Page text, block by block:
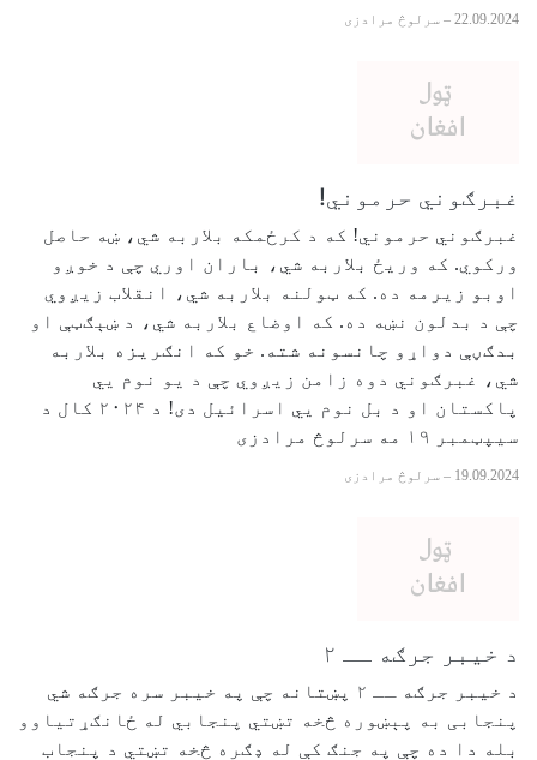
22.09.2024
– سرلوڅ مرادزی
غبرګوني حرموني!
غبرګوني حرموني! که د کرځمکه بلاربه شي، ښه حاصل
ورکوي. که وریځ بلاربه شي، باران اوري چې د خوږو
اوبو زیرمه ده. که ټولنه بلاربه شي، انقلاب زیږوي
چې د بدلون نښه ده. که اوضاع بلاربه شي، د ښېګټې او
بدګڼې دواړو چانسونه شته. خو که انګریزه بلاربه
شي، غبرګوني دوه زامن زیږوي چې د یو نوم يي
پاکستان او د بل نوم يي اسرائیل دی! د ۲۰۲۴ کال د
سيپټمبر ۱۹ مه سرلوڅ مرادزی
19.09.2024
– سرلوڅ مرادزی
د خیبر جرګه ــ ۲
د خیبر جرګه ــ ۲ پښتانه چې په خیبر سره جرګه شي
پنجابی به پېښوره څخه تښتي پنجابي له ځانګړتیاوو
بله دا ده چې په جنګ کې له ډګره څخه تښتي د پنجاب